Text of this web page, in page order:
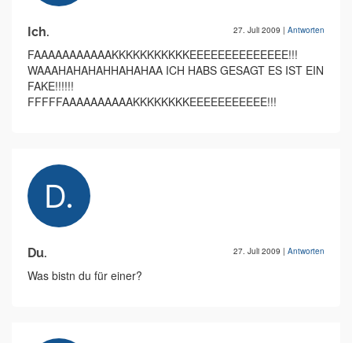
Ich. 27. Juli 2009 | Antworten
FAAAAAAAAAAAKKKKKKKKKKKEEEEEEEEEEEEEE!!!
WAAAHAHAHAHHAHAHAA ICH HABS GESAGT ES IST EIN
FAKE!!!!!!
FFFFFAAAAAAAAAAKKKKKKKKEEEEEEEEEEE!!!
Du. 27. Juli 2009 | Antworten
Was bistn du für einer?